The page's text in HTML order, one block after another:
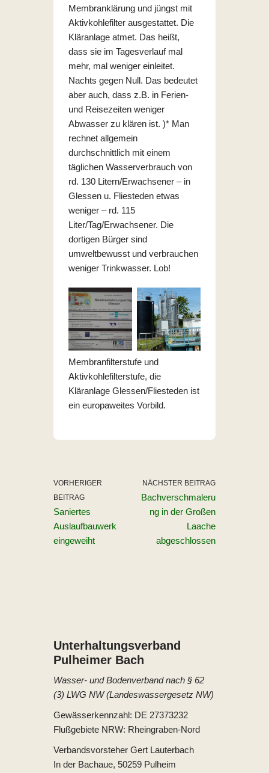
Membranklärung und jüngst mit
Aktivkohlefilter ausgestattet. Die
Kläranlage atmet. Das heißt,
dass sie im Tagesverlauf mal
mehr, mal weniger einleitet.
Nachts gegen Null. Das bedeutet
aber auch, dass z.B. in Ferien-
und Reisezeiten weniger
Abwasser zu klären ist. )* Man
rechnet allgemein
durchschnittlich mit einem
täglichen Wasserverbrauch von
rd. 130 Litern/Erwachsener – in
Glessen u. Fliesteden etwas
weniger – rd. 115
Liter/Tag/Erwachsener. Die
dortigen Bürger sind
umweltbewusst und verbrauchen
weniger Trinkwasser. Lob!
Membranfilterstufe und
Aktivkohlefilterstufe, die
Kläranlage Glessen/Fliesteden ist
ein europaweites Vorbild.
VORHERIGER
BEITRAG
Saniertes
Auslaufbauwerk
eingeweiht
NÄCHSTER BEITRAG
Bachverschmaleru
ng in der Großen
Laache
abgeschlossen
Unterhaltungs­verband
Pulheimer Bach
Wasser- und Bodenverband nach § 62
(3) LWG NW (Landeswassergesetz NW)
Gewässerkennzahl: DE 27373232
Flußgebiete NRW: Rheingraben-Nord
Verbandsvorsteher Gert Lauterbach
In der Bachaue, 50259 Pulheim